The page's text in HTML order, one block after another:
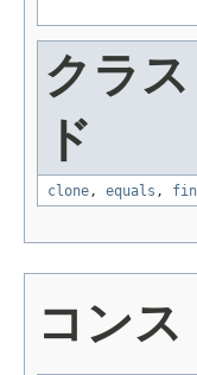
クラ
ド
clone , equals ,
コン